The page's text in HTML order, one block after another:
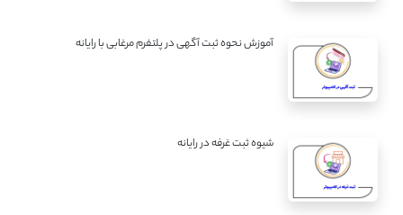
آموزش نحوه ثبت آگهی در پلتفرم مرغابی با رایانه
شیوه ثبت غرفه در رایانه